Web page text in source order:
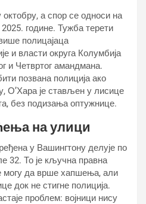
а спор се односи на
године. Тужба терети
полицајаца
и власти округа Колумбија
и Четвртог амандмана.
позвана полиција ако
О’Хара је стављен у лисице
без подизања оптужнице.
на улици
у Вашингтону делује по
32. То је кључна правна
могу да врше хапшења, али
док не стигне полиција.
проблем: војници нису